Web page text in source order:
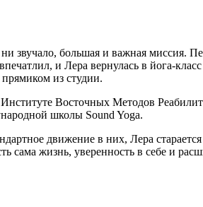
звучало, большая и важная миссия.
и Лера вернулась в йога-
из студии.
Восточных Методов
школы Sound Yoga.
движение в них, Лера
сама жизнь, уверенность в себе и